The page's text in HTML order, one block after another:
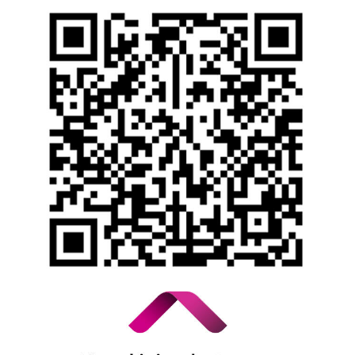
Yasal Duyurular
Bilgi Toplumu Hizmetleri
Kişisel Verilerin Korunması
YTM - Zamanaşımına Uğrayacak Emanet ve
Alacaklar
Kamuyu Aydınlatma Esaslarına İlişkin Duyuru